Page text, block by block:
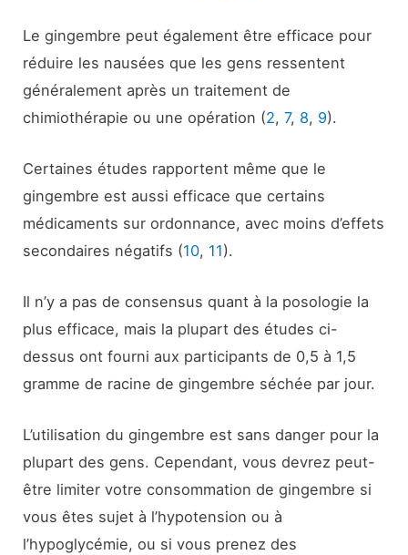
Le gingembre peut également être efficace pour
réduire les nausées que les gens ressentent
généralement après un traitement de
chimiothérapie ou une opération (2,7, 8, 9).
Certaines études rapportent même que le
gingembre est aussi efficace que certains
médicaments sur ordonnance, avec moins d’effets
secondaires négatifs (10, 11).
Il n’y a pas de consensus quant à la posologie la
plus efficace, mais la plupart des études ci-
dessus ont fourni aux participants de 0,5 à 1,5
gramme de racine de gingembre séchée par jour.
L’utilisation du gingembre est sans danger pour la
plupart des gens. Cependant, vous devrez peut-
être limiter votre consommation de gingembre si
vous êtes sujet à l’hypotension ou à
l’hypoglycémie, ou si vous prenez des